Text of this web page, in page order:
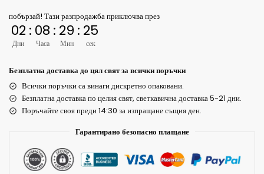
побързай! Тази разпродажба приключва през
02
Дни
: 08
Часа
: 29
Мин
: 25
сек
Безплатна доставка до цял свят за всички поръчки
Всички поръчки са винаги дискретно опаковани.
Безплатна доставка по целия свят, светкавична доставка 5-21 дни.
Поръчайте своя преди 14:30 за изпращане същия ден.
Гарантирано безопасно плащане